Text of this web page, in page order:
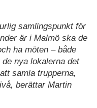
samlingspunkt för
är i Malmö ska de
ha möten – både
nya lokalerna det
samla trupperna,
berättar Martin